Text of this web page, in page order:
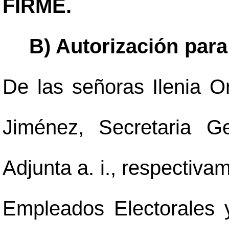
FIRME.
B) Autorización
De las señoras Ilenia
Jiménez, Secretaria
Adjunta a. i.,
Empleados